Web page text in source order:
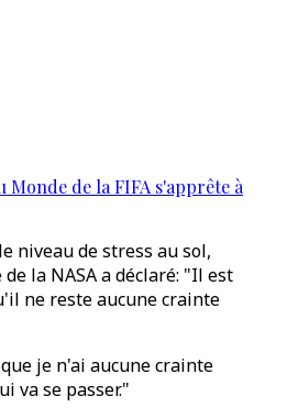
de la FIFA s'apprête à
niveau de stress au sol,
la NASA a déclaré: "Il est
ne reste aucune crainte
je n'ai aucune crainte
va se passer."